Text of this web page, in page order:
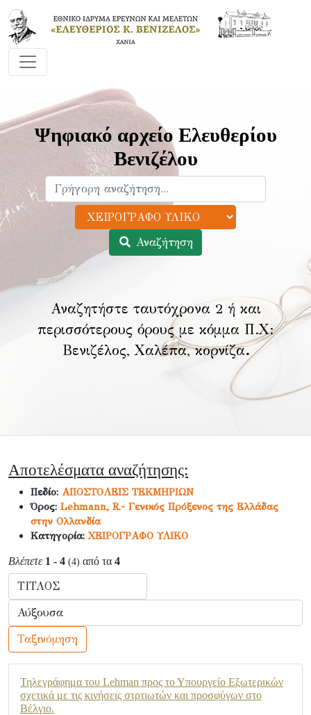
Ψηφιακό αρχείο Ελευθερίου
Βενιζέλου
Αναζήτηση
Αναζητήστε ταυτόχρονα 2 ή και
περισσότερους όρους με κόμμα Π.Χ:
Βενιζέλος, Χαλέπα, κορνίζα.
Αποτελέσματα αναζήτησης:
Πεδίο: ΑΠΟΣΤΟΛΕΙΣ ΤΕΚΜΗΡΙΩΝ
Όρος: Lehmann, R.- Γενικός Πρόξενος της Ελλάδας
στην Ολλανδία
Κατηγορία:ΧΕΙΡΟΓΡΑΦΟ ΥΛΙΚΟ
Βλέπετε 1 - 4 (4) από τα 4
Ταξινόμηση
Τηλεγράφημα του Lehman προς το Υπουργείο Εξωτερικών
σχετικά με τις κινήσεις στρτιωτών και προσφύγων στο
Βέλγιο.